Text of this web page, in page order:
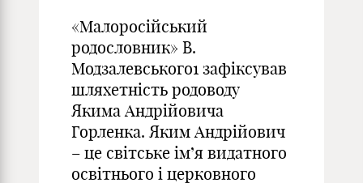
«Малоросійський
родословник» В.
Модзалевського1 зафіксував
шляхетність родоводу
Якима Андрійовича
Горленка. Яким Андрійович
– це світське ім’я видатного
освітнього і церковного